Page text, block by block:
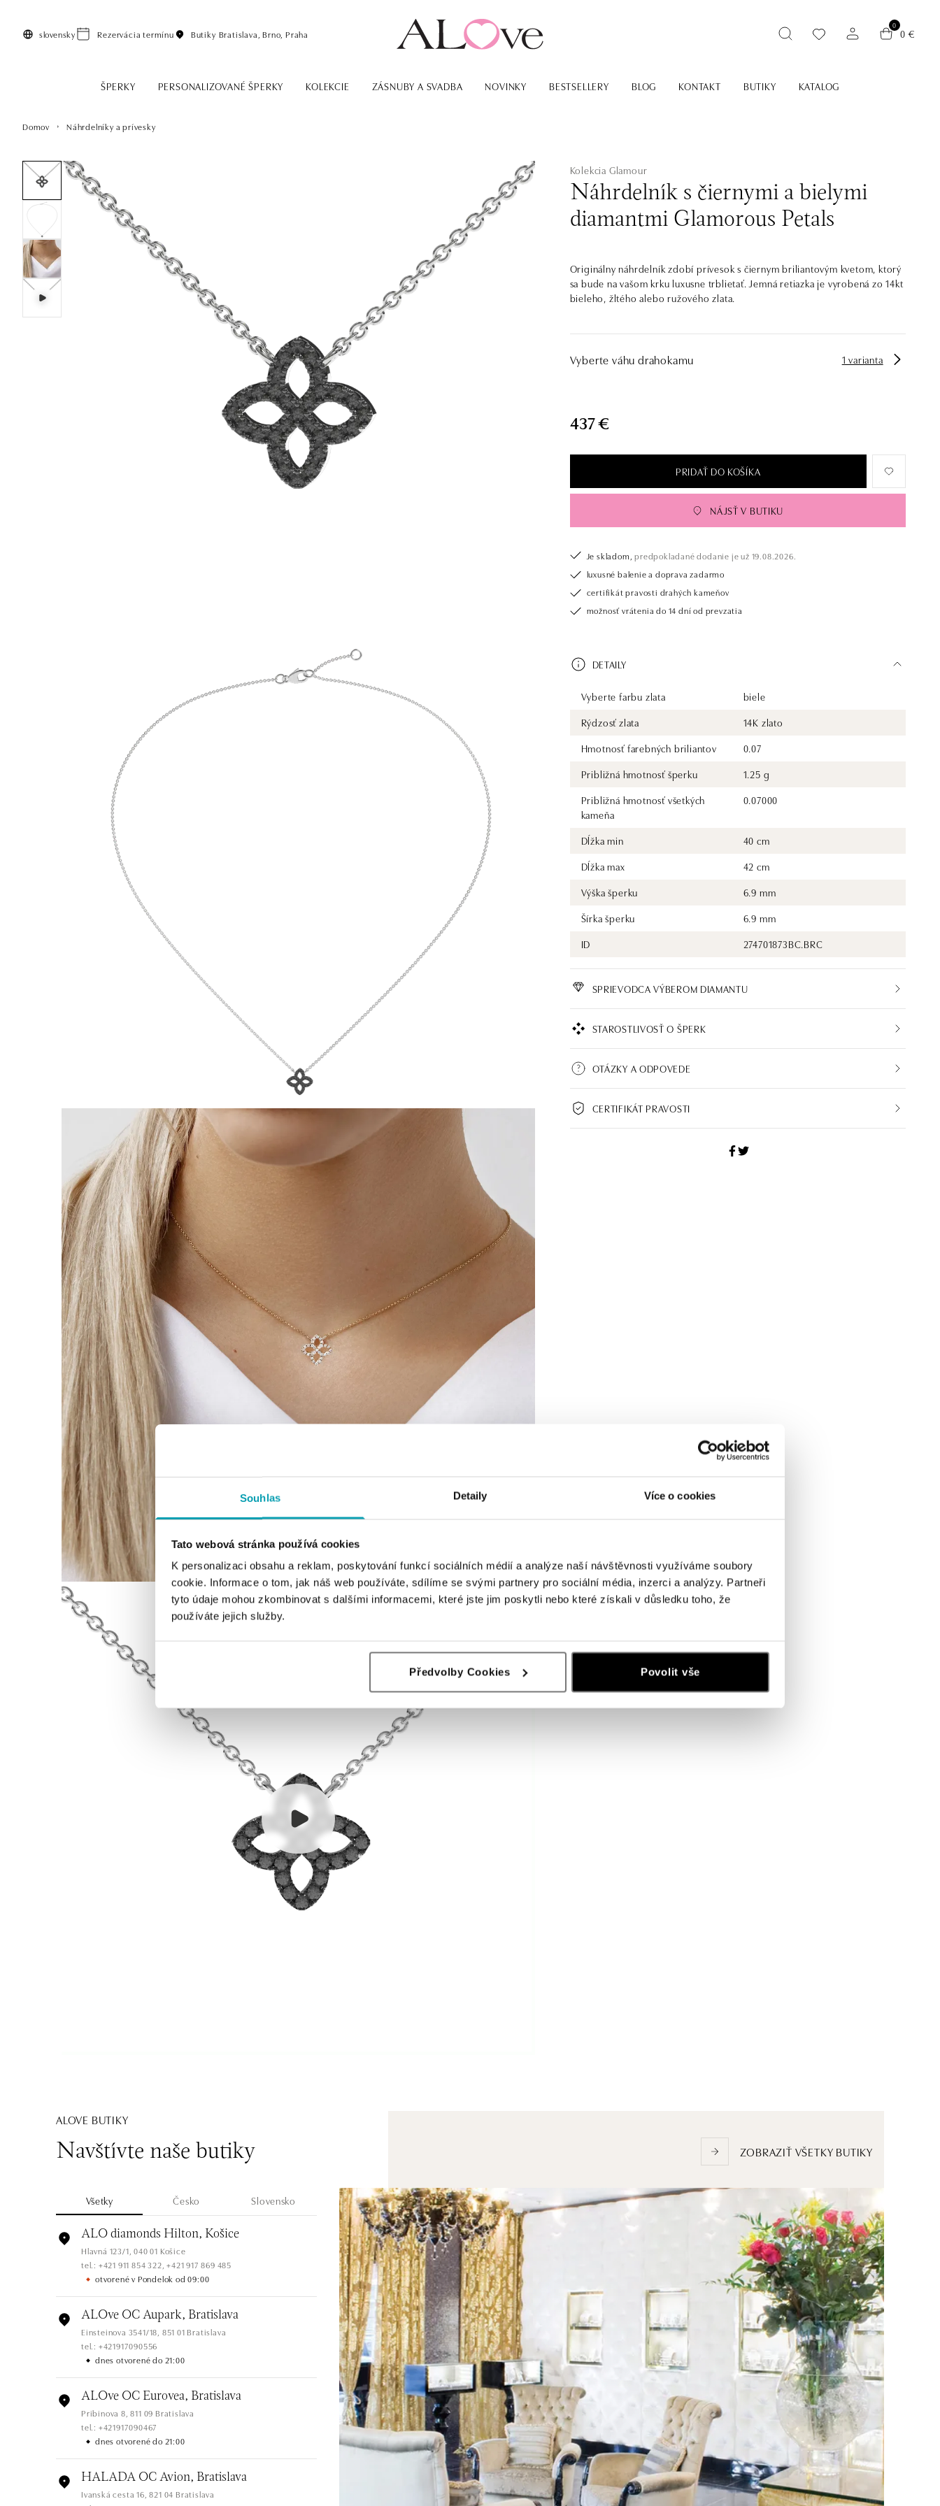
Souhlas Detaily Více o cookies
Tato webová stránka používá cookies
K personalizaci obsahu a reklam, poskytování funkcí sociálních médií a analýze naší návštěvnosti využíváme soubory
cookie. Informace o tom, jak náš web používáte, sdílíme se svými partnery pro sociální média, inzerci a analýzy. Partneři
tyto údaje mohou zkombinovat s dalšími informacemi, které jste jim poskytli nebo které získali v důsledku toho, že
používáte jejich služby.
Předvolby Cookies Povolit vše
slovensky Rezervácia termínu Butiky Bratislava, Brno, Praha
0
0 €
ŠPERKY PERSONALIZOVANÉ ŠPERKY KOLEKCIE ZÁSNUBY A SVADBA NOVINKY BESTSELLERY BLOG KONTAKT BUTIKY KATALOG
Domov Náhrdelníky a prívesky
Kolekcia Glamour
Náhrdelník s čiernymi a bielymi
diamantmi Glamorous Petals
Originálny náhrdelník zdobí prívesok s čiernym briliantovým kvetom, ktorý
sa bude na vašom krku luxusne trblietať. Jemná retiazka je vyrobená zo 14kt
bieleho, žltého alebo ružového zlata.
Vyberte váhu drahokamu 1 varianta
437 €
PRIDAŤ DO KOŠÍKA
NÁJSŤ V BUTIKU
Je skladom, predpokladané dodanie je už 19.08.2026.
luxusné balenie a doprava zadarmo
certifikát pravosti drahých kameňov
možnosť vrátenia do 14 dní od prevzatia
DETAILY
Vyberte farbu zlata
biele
Rýdzosť zlata
14K zlato
Hmotnosť farebných briliantov
0.07
Približná hmotnosť šperku
1.25 g
Približná hmotnosť všetkých
kameňa
0.07000
Dĺžka min
40 cm
Dĺžka max
42 cm
Výška šperku
6.9 mm
Šírka šperku
6.9 mm
ID
274701873BC.BRC
SPRIEVODCA VÝBEROM DIAMANTU
STAROSTLIVOSŤ O ŠPERK
OTÁZKY A ODPOVEDE
CERTIFIKÁT PRAVOSTI
ALOVE BUTIKY
Navštívte naše butiky ZOBRAZIŤ VŠETKY BUTIKY
Všetky Česko Slovensko
ALO diamonds Hilton, Košice
Hlavná 123/1, 040 01 Košice
tel.: +421 911 854 322, +421 917 869 485
otvorené v Pondelok od 09:00
ALOve OC Aupark, Bratislava
Einsteinova 3541/18, 851 01 Bratislava
tel.: +421917090556
dnes otvorené do 21:00
ALOve OC Eurovea, Bratislava
Pribinova 8, 811 09 Bratislava
tel.: +421917090467
dnes otvorené do 21:00
HALADA OC Avion, Bratislava
Ivanská cesta 16, 821 04 Bratislava